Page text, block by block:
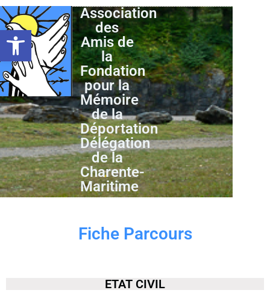
Ouvrir la barre d’outils
Association
des
Amis de
la
Fondation
pour la
Mémoire
de la
Déportation
Délégation
de la
Charente-
Maritime
Fiche Parcours
ETAT CIVIL